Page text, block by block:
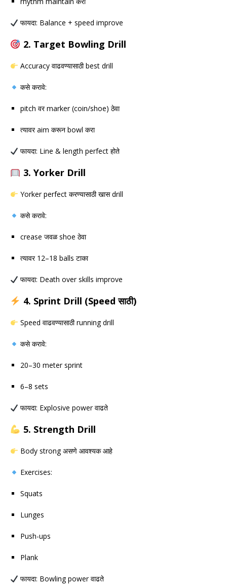
फायदा: Balance + speed improve
2. Target Bowling Drill
Accuracy वाढवण्यासाठी best drill
कसे करावे:
pitch वर marker (coin/shoe) ठेवा
त्यावर aim करून bowl करा
फायदा: Line & length perfect होते
3. Yorker Drill
Yorker perfect करण्यासाठी खास drill
कसे करावे:
crease जवळ shoe ठेवा
त्यावर 12–18 balls टाका
फायदा: Death over skills improve
4. Sprint Drill (Speed साठी)
Speed वाढवण्यासाठी running drill
कसे करावे:
20–30 meter sprint
6–8 sets
फायदा: Explosive power वाढते
5. Strength Drill
Body strong असणे आवश्यक आहे
Exercises:
Squats
Lunges
Push-ups
Plank
फायदा: Bowling power वाढते